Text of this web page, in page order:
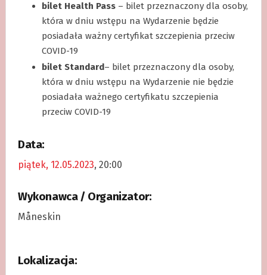
bilet Health Pass– bilet przeznaczony dla osoby,
która w dniu wstępu na Wydarzenie będzie
posiadała ważny certyfikat szczepienia przeciw
COVID-19
bilet Standard– bilet przeznaczony dla osoby,
która w dniu wstępu na Wydarzenie nie będzie
posiadała ważnego certyfikatu szczepienia
przeciw COVID-19
Data:
piątek, 12.05.2023, 20:00
Wykonawca / Organizator:
Måneskin
Lokalizacja: